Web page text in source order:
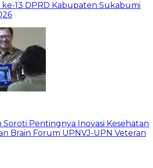
13 DPRD Kabupaten Sukabumi
Soroti Pentingnya Inovasi Kesehatan
Brain Forum UPNVJ-UPN Veteran